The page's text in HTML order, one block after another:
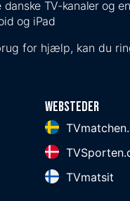
TV-kanaler og
og iPad
for hjælp, kan du
Websteder
TVmatsit